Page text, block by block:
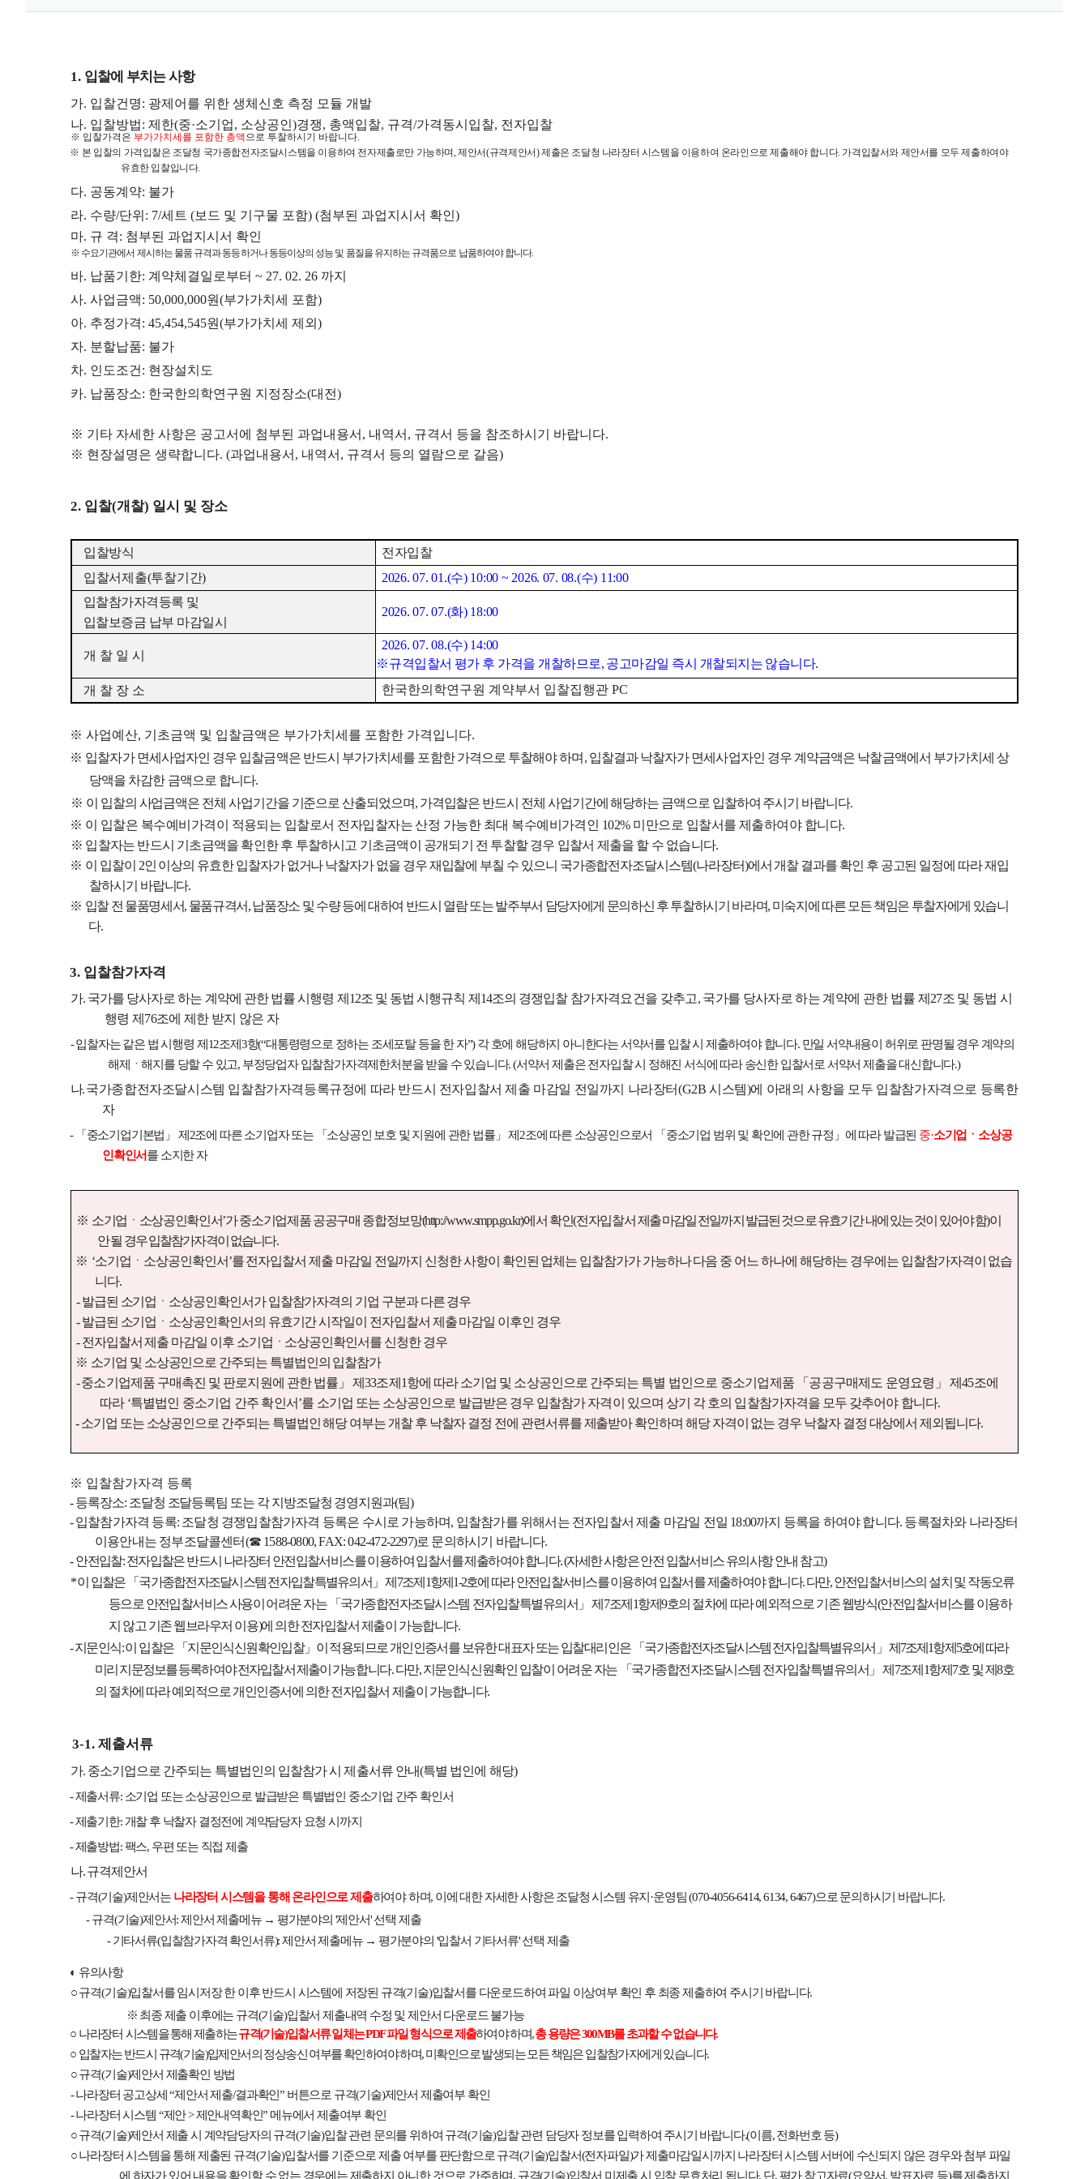
1. 입찰에 부치는 사항
가. 입찰건명: 광제어를 위한 생체신호 측정 모듈 개발
나. 입찰방법: 제한(중·소기업, 소상공인)경쟁, 총액입찰, 규격/가격동시입찰, 전자입찰
※ 입찰가격은 부가가치세를 포함한 총액으로 투찰하시기 바랍니다.
※ 본 입찰의 가격입찰은 조달청 국가종합전자조달시스템을 이용하여 전자제출로만 가능하며,제안서(규격제안서)제출은 조달청 나라장터 시스템을 이용하여 온라인으로 제출해야 합니다. 가격입찰서와 제안서를 모두 제출하여야
유효한 입찰입니다.
다. 공동계약: 불가
라. 수량/단위 : 7/세트 (보드 및 기구물 포함) (첨부된 과업지시서 확인)
마. 규 격: 첨부된 과업지시서 확인
※ 수요기관에서 제시하는 물품 규격과 동등하거나 동등이상의 성능 및 품질을 유지하는 규격품으로 납품하여야 합니다.
바. 납품기한: 계약체결일로부터 ~ 27. 02. 26 까지
사. 사업금액: 50,000,000원(부가가치세 포함)
아. 추정가격: 45,454,545원(부가가치세 제외 )
자. 분할납품: 불가
차. 인도조건 : 현장설치도
카. 납품장소: 한국한의학연구원 지정장소(대전)
※ 기타 자세한 사항은 공고서에 첨부된 과업내용서 , 내역서 , 규격서 등을 참조하시기 바랍니다.
※ 현장설명은 생략합니다. (과업내용서 , 내역서 , 규격서 등의 열람으로 갈음)
2. 입찰(개찰) 일시 및 장소
입찰방식
전자입찰
입찰서제출(투찰기간) 2026. 07. 01.(수) 10:00 ~ 2026. 07. 08.(수) 11:00
입찰참가자격등록 및
입찰보증금 납부 마감일시
2026. 07. 07.(화) 18:00
개 찰 일 시
2026. 07. 08.(수) 14:00
※규격입찰서 평가 후 가격을 개찰하므로, 공고마감일 즉시 개찰되지는 않습니다.
개 찰 장 소
한국한의학연구원 계약부서 입찰집행관 PC
※사업예산, 기초금액 및 입찰금액은 부가가치세를 포함한 가격입니다.
※ 입찰자가 면세사업자인 경우 입찰금액은 반드시 부가가치세를 포함한 가격으로 투찰해야 하며 , 입찰결과 낙찰자가 면세사업자인 경우 계약금액은 낙찰금액에서 부가가치세 상
당액을 차감한 금액으로 합니다.
※ 이 입찰의 사업금액은 전체 사업기간을 기준으로 산출되었으며, 가격입찰은 반드시 전체 사업기간에 해당하는 금액으로 입찰하여 주시기 바랍니다.
※ 이 입찰은 복수예비가격이 적용되는 입찰로서 전자입찰자는 산정 가능한 최대 복수예비가격인 102% 미만으로 입찰서를 제출하여야 합니다.
※ 입찰자는 반드시 기초금액을 확인한 후 투찰하시고 기초금액이 공개되기 전 투찰할 경우 입찰서 제출을 할 수 없습니다.
※ 이 입찰이 2인 이상의 유효한 입찰자가 없거나 낙찰자가 없을 경우 재입찰에 부칠 수 있으니 국가종합전자조달시스템(나라장터)에서 개찰 결과를 확인 후 공고된 일정에 따라 재입
찰하시기 바랍니다.
※ 입찰 전 물품명세서, 물품규격서,납품장소 및 수량 등에 대하여 반드시 열람 또는 발주부서 담당자에게 문의하신 후 투찰하시기 바라며, 미숙지에 따른 모든 책임은 투찰자에게 있습니
다.
3. 입찰참가자격
가. 국가를 당사자로 하는 계약에 관한 법률 시행령 제 12조 및 동법 시행규칙 제 14조의 경쟁입찰 참가자격요건을 갖추고, 국가를 당사자로 하는 계약에 관한 법률 제 27조 및 동법 시
행령 제 76조에 제한 받지 않은 자
-입찰자는 같은 법 시행령 제 12조제 3항(“대통령령으로 정하는 조세포탈 등을 한 자”) 각 호에 해당하지 아니한다는 서약서를 입찰 시 제출하여야 합니다. 만일 서약내용이 허위로 판명될 경우 계약의
해제ㆍ해지를 당할 수 있고, 부정당업자 입찰참가자격제한처분을 받을 수 있습니다. (서약서 제출은 전자입찰 시 정해진 서식에 따라 송신한 입찰서로 서약서 제출을 대신합니다.)
나.국가종합전자조달시스템 입찰참가자격등록규정에 따라 반드시 전자입찰서 제출 마감일 전일까지 나라장터(G2B 시스템)에 아래의 사항을 모두 입찰참가자격으로 등록한
자
- 「 중소기업기본법 」 제 2조에 따른 소기업자 또는 「 소상공인 보호 및 지원에 관한 법률」제 2조에 따른 소상공인으로서 「 중소기업 범위 및 확인에 관한 규정 」 에 따라 발급된 중·소기업ㆍ소상공
인확인서를 소지한 자
※ 소기업ㆍ소상공인확인서’가 중소기업제품 공공구매 종합정보망(http://www.smpp.go.kr)에서 확인(전자입찰서 제출마감일 전일까지 발급된 것으로 유효기간 내에 있는 것이 있어야 함)이
안 될 경우 입찰참가자격이 없습니다.
※ ‘소기업ㆍ소상공인확인서’를 전자입찰서 제출 마감일 전일까지 신청한 사항이 확인된 업체는 입찰참가가 가능하나 다음 중 어느 하나에 해당하는 경우에는 입찰참가자격이 없습
니다.
-발급된 소기업ㆍ소상공인확인서가 입찰참가자격의 기업 구분과 다른 경우
-발급된 소기업ㆍ소상공인확인서의 유효기간 시작일이 전자입찰서 제출 마감일 이후인 경우
-전자입찰서 제출 마감일 이후 소기업ㆍ소상공인확인서를 신청한 경우
※ 소기업 및 소상공인으로 간주되는 특별법인의 입찰참가
-중소기업제품 구매촉진 및 판로지원에 관한 법률 」제33조제 1항에 따라 소기업 및 소상공인으로 간주되는 특별 법인으로 중소기업제품 「 공공구매제도 운영요령 」제45조에
따라 ‘특별법인 중소기업 간주 확인서’를 소기업 또는 소상공인으로 발급받은 경우 입찰참가 자격이 있으며 상기 각 호의 입찰참가자격을 모두 갖추어야 합니다.
-소기업 또는 소상공인으로 간주되는 특별법인 해당 여부는 개찰 후 낙찰자 결정 전에 관련서류를 제출받아 확인하며 해당 자격이 없는 경우 낙찰자 결정 대상에서 제외됩니다.
※ 입찰참가자격 등록
-등록장소: 조달청 조달등록팀 또는 각 지방조달청 경영지원과(팀)
-입찰참가자격 등록: 조달청 경쟁입찰참가자격 등록은 수시로 가능하며, 입찰참가를 위해서는 전자입찰서 제출 마감일 전일 18:00까지 등록을 하여야 합니다. 등록절차와 나라장터
이용안내는 정부조달콜센터(☎ 1588-0800, FAX: 042-472-2297)로 문의하시기 바랍니다.
-안전입찰:전자입찰은 반드시 나라장터 안전입찰서비스를 이용하여 입찰서를 제출하여야 합니다. (자세한 사항은 안전 입찰서비스 유의사항 안내 참고)
*이 입찰은 「 국가종합전자조달시스템 전자입찰특별유의서 」제 7조제 1항제 1-2호에 따라 안전입찰서비스를 이용하여 입찰서를 제출하여야 합니다.다만,안전입찰서비스의 설치 및 작동오류
등으로 안전입찰서비스 사용이 어려운자는 「 국가종합전자조달시스템 전자입찰특별유의서 」제 7조제 1항제9호의 절차에 따라 예외적으로 기존 웹방식(안전입찰서비스를 이용하
지 않고 기존 웹브라우저 이용)에 의한 전자입찰서 제출이 가능합니다.
-지문인식:이 입찰은 「 지문인식신원확인입찰」 이 적용되므로 개인인증서를 보유한 대표자 또는 입찰대리인은 「 국가종합전자조달시스템 전자입찰특별유의서 」 제 7조제 1항제 5호에 따라
미리 지문정보를 등록하여야 전자입찰서 제출이 가능합니다.다만,지문인식신원확인 입찰이 어려운 자는 「 국가종합전자조달시스템 전자입찰특별유의서 」제 7조제 1항제 7호 및 제8호
의 절차에 따라 예외적으로 개인인증서에 의한 전자입찰서 제출이 가능합니다.
3-1. 제출서류
가. 중소기업으로 간주되는 특별법인의 입찰참가 시 제출서류 안내(특별 법인에 해당)
-제출서류: 소기업 또는 소상공인으로 발급받은 특별법인 중소기업 간주 확인서
-제출기한: 개찰 후 낙찰자 결정전에 계약담당자 요청 시까지
-제출방법:팩스, 우편 또는 직접 제출
나.규격제안서
-규격(기술)제안서는 나라장터 시스템을 통해 온라인으로 제출하여야 하며, 이에 대한 자세한 사항은 조달청 시스템 유지 ·운영팀(070-4056-6414, 6134, 6467)으로 문의하시기 바랍니다.
-규격(기술)제안서:제안서 제출메뉴 → 평가분야의 '제안서'선택 제출
-기타서류(입찰참가자격 확인서류):제안서 제출메뉴 → 평가분야의 '입찰서 기타서류'선택 제출
◐ 유의사항
○규격(기술)입찰서를 임시저장 한 이후 반드시 시스템에 저장된 규격(기술)입찰서를 다운로드하여 파일 이상여부 확인 후 최종 제출하여 주시기 바랍니다.
※ 최종 제출 이후에는 규격(기술)입찰서 제출내역 수정 및 제안서 다운로드 불가능
○ 나라장터 시스템을 통해 제출하는규격(기술)입찰서류 일체는PDF파일 형식으로 제출하여야 하며,총 용량은300MB를 초과할 수 없습니다.
○ 입찰자는 반드시 규격(기술)입제안서의 정상송신 여부를 확인하여야 하며,미확인으로 발생되는 모든 책임은 입찰참가자에게 있습니다.
○규격(기술)제안서 제출확인 방법
-나라장터 공고상세“제안서 제출/결과확인” 버튼으로 규격(기술)제안서 제출여부 확인
-나라장터시스템 “제안>제안내역확인”메뉴에서 제출여부 확인
○규격(기술)제안서 제출 시 계약담당자의 규격(기술)입찰 관련 문의를 위하여 규격(기술)입찰 관련 담당자 정보를 입력하여 주시기 바랍니다.(이름,전화번호 등)
○나라장터시스템을 통해 제출된 규격(기술)입찰서를 기준으로 제출 여부를 판단함으로 규격(기술)입찰서(전자파일)가 제출마감일시까지 나라장터 시스템 서버에 수신되지 않은 경우와 첨부 파일
에 하자가 있어 내용을 확인할 수 없는 경우에는 제출하지 아니한 것으로 간주하며, 규격(기술)입찰서 미제출 시 입찰 무효처리 됩니다. 단, 평가 참고자료(요약서, 발표자료 등)를 제출하지